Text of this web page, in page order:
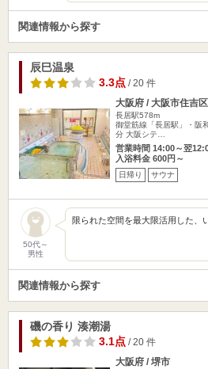
関連情報から探す
辰巳温泉
3.3点 / 20 件
大阪府 / 大阪市住吉区
長居駅578m
御堂筋線「長居駅」・阪
分 大阪シテ…
営業時間 14:00～翌
入浴料金 600円～
日帰り サウナ
50代～
男性
限られた空間を最大限活用した、
関連情報から探す
磯の香り 湊潮湯
3.1点 / 20 件
大阪府 / 堺市